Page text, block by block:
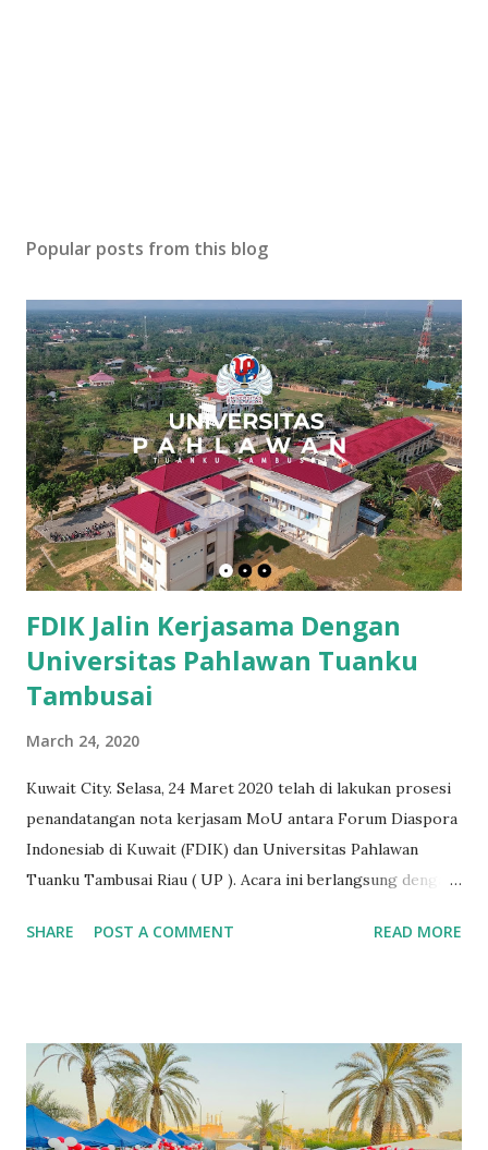
Popular posts from this blog
FDIK Jalin Kerjasama Dengan
Universitas Pahlawan Tuanku
Tambusai
March 24, 2020
Kuwait City. Selasa, 24 Maret 2020 telah di lakukan prosesi
penandatangan nota kerjasam MoU antara Forum Diaspora
Indonesiab di Kuwait (FDIK) dan Universitas Pahlawan
Tuanku Tambusai Riau ( UP ). Acara ini berlangsung dengan
ini diluar perencanaan sebelumnya dimana pihak UP sudah
S.Kep. Ners. MPH., selaku Ketua International Relations
Office UP di awali dengan sesi perkenalan kepada Rektor
UP Prof. DR. H. Amir Luthfi, Dekan Fakultas serta para
SHARE POST A COMMENT READ MORE